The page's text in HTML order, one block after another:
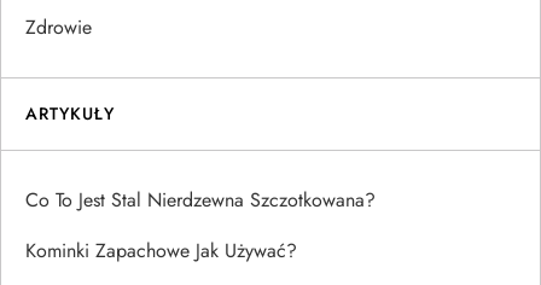
Zdrowie
ARTYKUŁY
Co To Jest Stal Nierdzewna Szczotkowana?
Kominki Zapachowe Jak Używać?